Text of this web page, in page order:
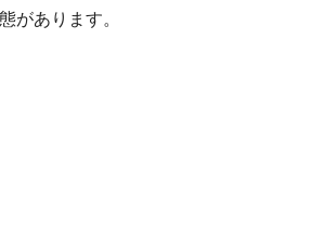
があります。